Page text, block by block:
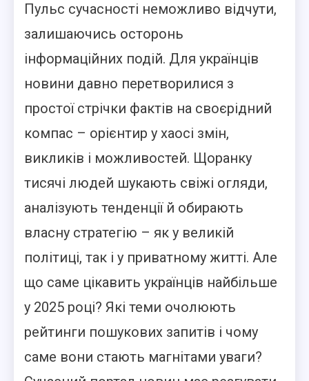
Пульс сучасності неможливо відчути,
залишаючись осторонь
інформаційних подій. Для українців
новини давно перетворилися з
простої стрічки фактів на своєрідний
компас – орієнтир у хаосі змін,
викликів і можливостей. Щоранку
тисячі людей шукають свіжі огляди,
аналізують тенденції й обирають
власну стратегію – як у великій
політиці, так і у приватному житті. Але
що саме цікавить українців найбільше
у 2025 році? Які теми очолюють
рейтинги пошукових запитів і чому
саме вони стають магнітами уваги?